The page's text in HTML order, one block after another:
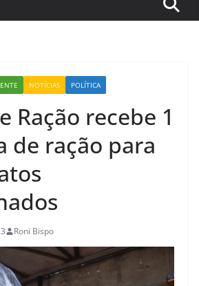
NOTÍCIAS POLÍTICA
Ração recebe 1
de ração para
Roni Bispo